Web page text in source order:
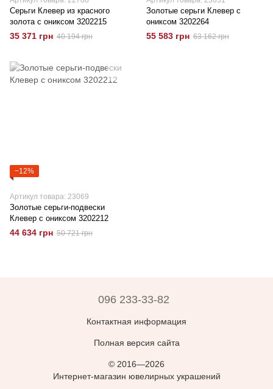
Серьги Клевер из красного
золота с ониксом 3202215
35 371 грн 40 194 грн
Золотые серьги Клевер с
ониксом 3202264
55 583 грн 63 162 грн
−12%
Артикул товара: 23069
Золотые серьги-подвески
Клевер с ониксом 3202212
44 634 грн 50 721 грн
096 233-33-82
Контактная информация
Полная версия сайта
© 2016—2026
Интернет-магазин ювелирных украшений